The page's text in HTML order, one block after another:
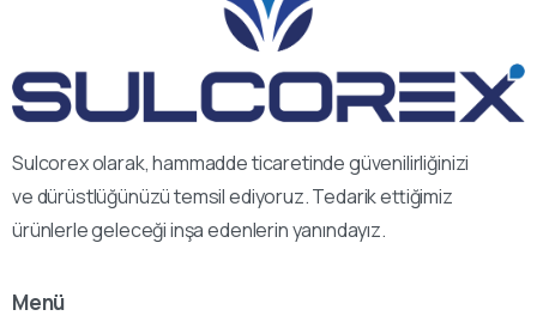
Sulcorex olarak, hammadde ticaretinde güvenilirliğinizi
ve dürüstlüğünüzü temsil ediyoruz. Tedarik ettiğimiz
ürünlerle geleceği inşa edenlerin yanındayız.
Menü